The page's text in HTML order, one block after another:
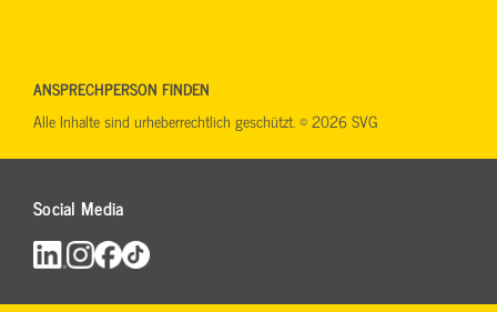
Social Media
ANSPRECHPERSON FINDEN
Alle Inhalte sind urheberrechtlich geschützt. © 2026 SVG